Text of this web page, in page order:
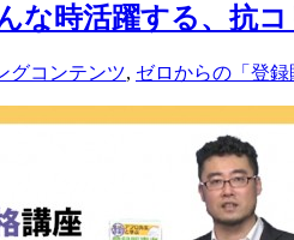
な時活躍する、抗
グコンテンツ, ゼロからの「登